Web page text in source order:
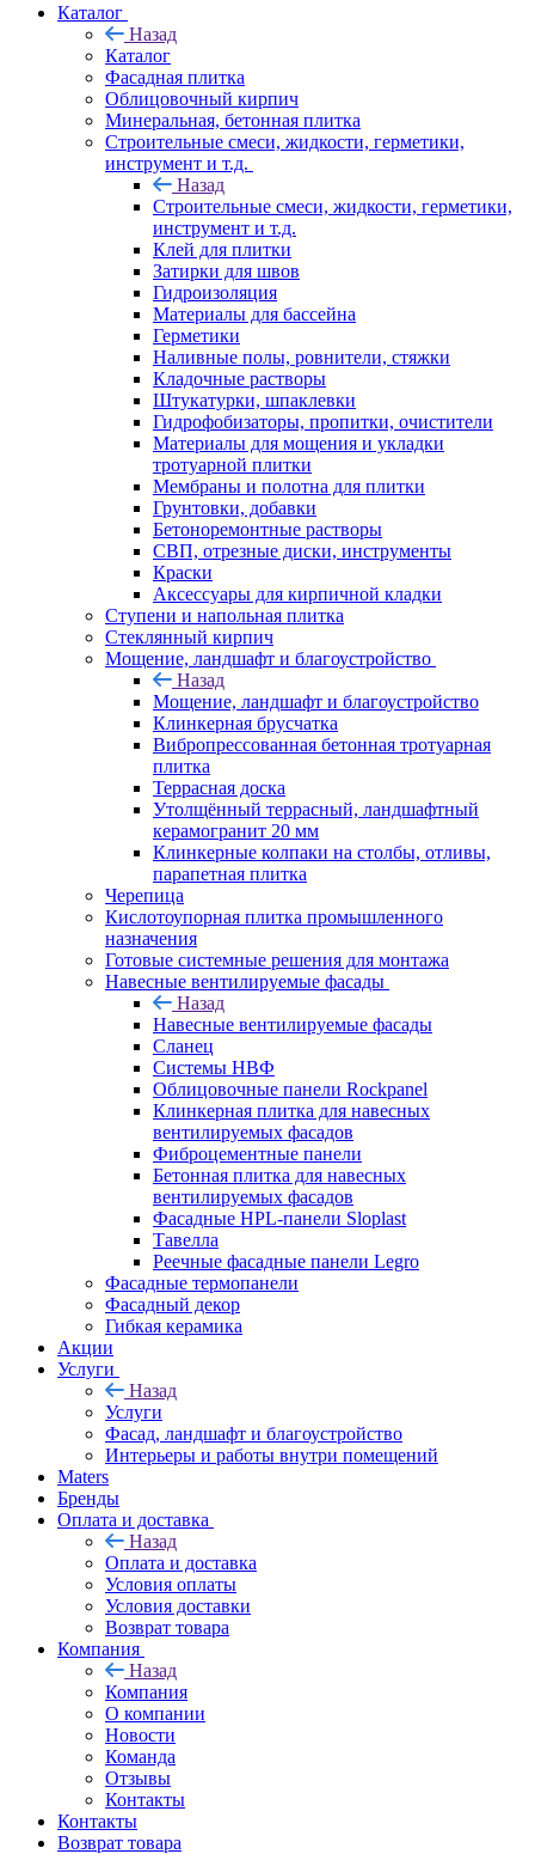
Каталог
Назад
Каталог
Фасадная плитка
Облицовочный кирпич
Минеральная, бетонная плитка
Строительные смеси, жидкости, герметики,
инструмент и т.д.
Назад
Строительные смеси, жидкости, герметики,
инструмент и т.д.
Клей для плитки
Затирки для швов
Гидроизоляция
Материалы для бассейна
Герметики
Наливные полы, ровнители, стяжки
Кладочные растворы
Штукатурки, шпаклевки
Гидрофобизаторы, пропитки, очистители
Материалы для мощения и укладки
тротуарной плитки
Мембраны и полотна для плитки
Грунтовки, добавки
Бетоноремонтные растворы
СВП, отрезные диски, инструменты
Краски
Аксессуары для кирпичной кладки
Ступени и напольная плитка
Cтеклянный кирпич
Мощение, ландшафт и благоустройство
Назад
Мощение, ландшафт и благоустройство
Клинкерная брусчатка
Вибропрессованная бетонная тротуарная
плитка
Террасная доска
Утолщённый террасный, ландшафтный
керамогранит 20 мм
Клинкерные колпаки на столбы, отливы,
парапетная плитка
Черепица
Кислотоупорная плитка промышленного
назначения
Готовые системные решения для монтажа
Навесные вентилируемые фасады
Назад
Навесные вентилируемые фасады
Сланец
Системы НВФ
Облицовочные панели Rockpanel
Клинкерная плитка для навесных
вентилируемых фасадов
Фиброцементные панели
Бетонная плитка для навесных
вентилируемых фасадов
Фасадные HPL-панели Sloplast
Тавелла
Реечные фасадные панели Legro
Фасадные термопанели
Фасадный декор
Гибкая керамика
Акции
Услуги
Назад
Услуги
Фасад, ландшафт и благоустройство
Интерьеры и работы внутри помещений
Maters
Бренды
Оплата и доставка
Назад
Оплата и доставка
Условия оплаты
Условия доставки
Возврат товара
Компания
Назад
Компания
О компании
Новости
Команда
Отзывы
Контакты
Контакты
Возврат товара